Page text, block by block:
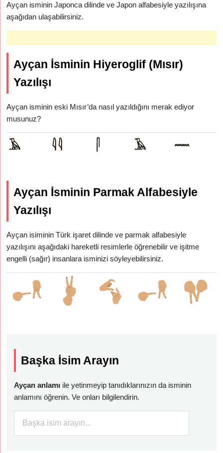
Ayçan isminin Japonca dilinde ve Japon alfabesiyle yazılışına
aşağıdan ulaşabilirsiniz.
Ayçan İsminin Hiyeroglif (Mısır)
Yazılışı
Ayçan isminin eski Mısır’da nasıl yazıldığını merak ediyor
musunuz?
Ayçan İsminin Parmak Alfabesiyle
Yazılışı
Ayçan isiminin Türk işaret dilinde ve parmak alfabesiyle
yazılışını aşağıdaki hareketli resimlerle öğrenebilir ve işitme
engelli (sağır) insanlara isminizi söyleyebilirsiniz.
Başka İsim Arayın
Ayçan anlamı ile yetinmeyip tanıdıklarınızın da isminin
anlamını öğrenin. Ve onları bilgilendirin.